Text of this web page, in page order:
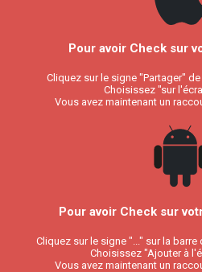
Pour avoir Check sur
Cliquez sur le signe "Partager"
Choisissez "sur
Vous avez maintenant un
Pour avoir Check sur
Cliquez sur le signe "..." sur la
Choisissez "Ajouter à
Vous avez maintenant un